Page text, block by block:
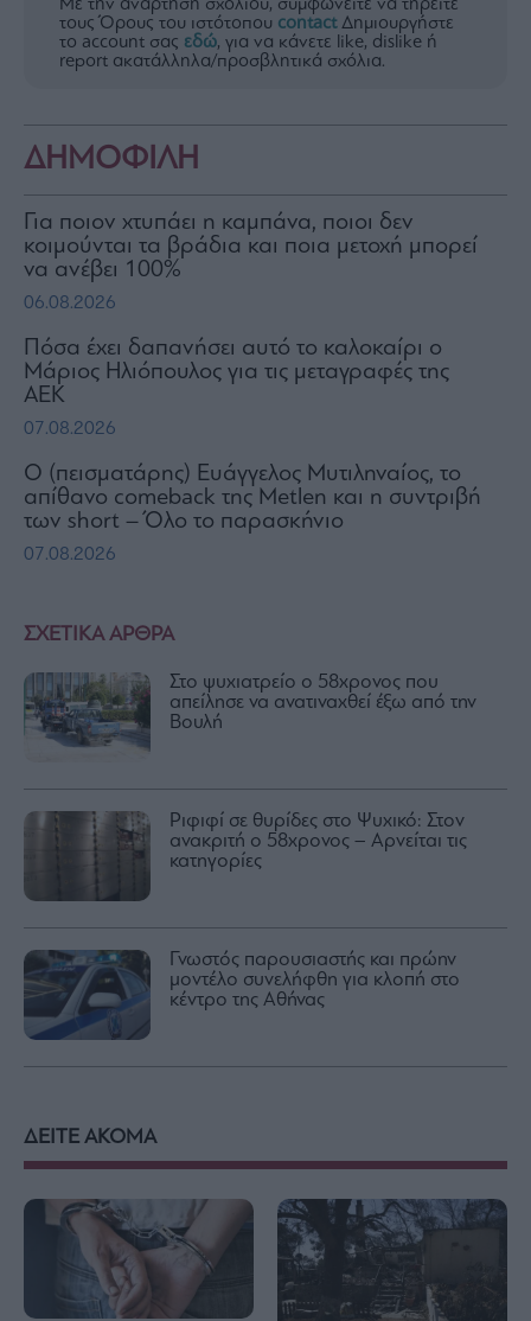
ΣΧΕΤΙΚΑ ΑΡΘΡΑ
Στο ψυχιατρείο ο 58χρονος που
απείλησε να ανατιναχθεί έξω από την
Βουλή
Ριφιφί σε θυρίδες στο Ψυχικό: Στον
ανακριτή ο 58χρονος – Αρνείται τις
κατηγορίες
Γνωστός παρουσιαστής και πρώην
μοντέλο συνελήφθη για κλοπή στο
κέντρο της Αθήνας
Με την ανάρτηση σχολίου, συμφωνείτε να τηρείτε
τους Όρους του ιστότοπου contactΔημιουργήστε
το account σας εδώ, για να κάνετε like, dislike ή
report ακατάλληλα/προσβλητικά σχόλια.
ΔΗΜΟΦΙΛΗ
Για ποιον χτυπάει η καμπάνα, ποιοι δεν
κοιμούνται τα βράδια και ποια μετοχή μπορεί
να ανέβει 100%
06.08.2026
Πόσα έχει δαπανήσει αυτό το καλοκαίρι ο
Μάριος Ηλιόπουλος για τις μεταγραφές της
ΑΕΚ
07.08.2026
Ο (πεισματάρης) Ευάγγελος Μυτιληναίος, το
απίθανο comeback της Μetlen και η συντριβή
των short – Όλο το παρασκήνιο
07.08.2026
ΔΕΙΤΕ ΑΚΟΜΑ